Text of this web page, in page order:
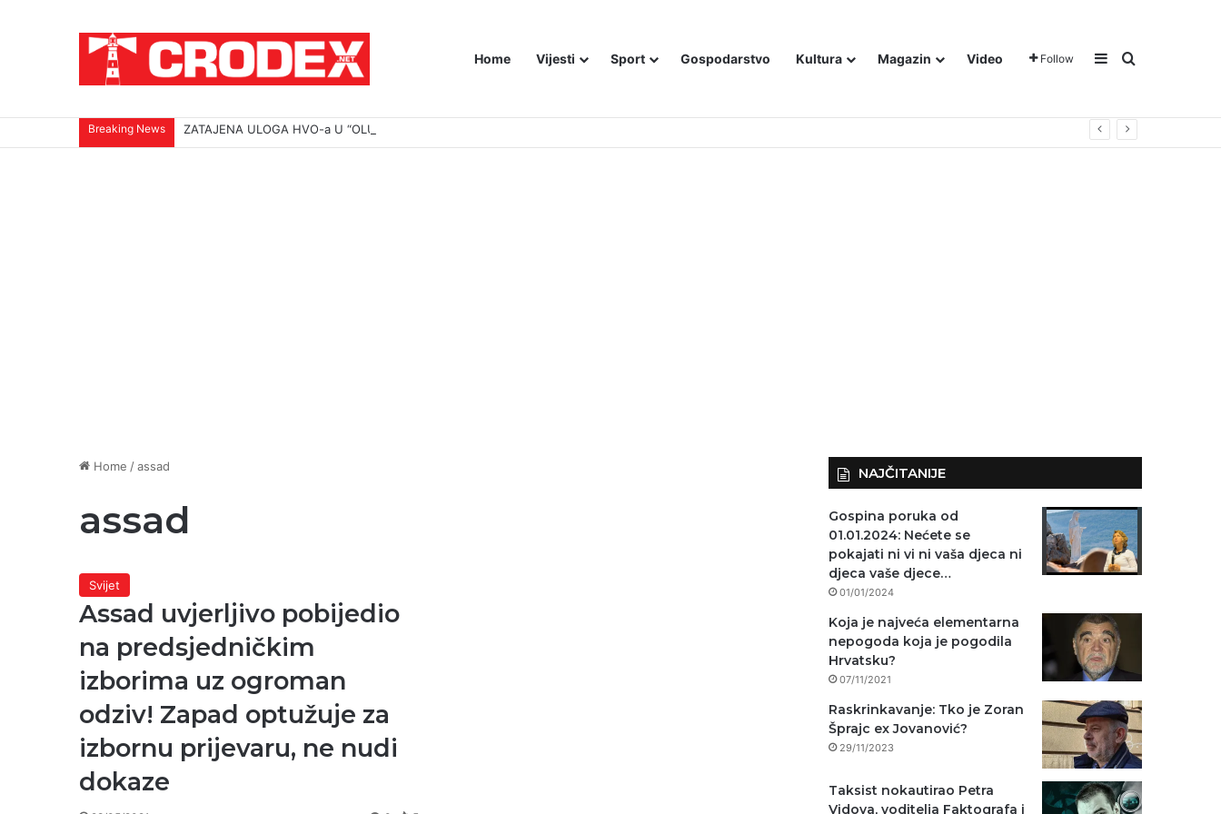
Home Vijesti Sport Gospodarstvo Kultura Magazin Video Follow Sidebar
Traži
Breaking News ZATAJENA ULOGA HVO-a U “OLUJI”
Home /assad
assad
Svijet
Assad uvjerljivo pobijedio
na predsjedničkim
izborima uz ogroman
odziv! Zapad optužuje za
izbornu prijevaru, ne nudi
dokaze
NAJČITANIJE
Gospina poruka od
01.01.2024: Nećete se
pokajati ni vi ni vaša djeca ni
djeca vaše djece…
01/01/2024
Koja je najveća elementarna
nepogoda koja je pogodila
Hrvatsku?
07/11/2021
Raskrinkavanje: Tko je Zoran
Šprajc ex Jovanović?
29/11/2023
Taksist nokautirao Petra
Vidova, voditelja Faktografa i